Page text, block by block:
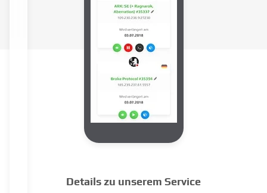
Details zu unserem Service